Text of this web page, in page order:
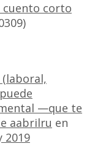
cuento corto
—que te
aabrilru en
2019